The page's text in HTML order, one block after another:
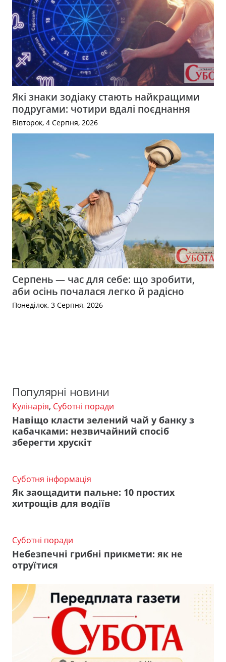
Які знаки зодіаку стають найкращими
подругами: чотири вдалі поєднання
Вівторок, 4 Серпня, 2026
Серпень — час для себе: що зробити,
аби осінь почалася легко й радісно
Понеділок, 3 Серпня, 2026
Популярні новини
Кулінарія, Суботні поради
Навіщо класти зелений чай у банку з
кабачками: незвичайний спосіб
зберегти хрускіт
Суботня інформація
Як заощадити пальне: 10 простих
хитрощів для водіїв
Суботні поради
Небезпечні грибні прикмети: як не
отруїтися